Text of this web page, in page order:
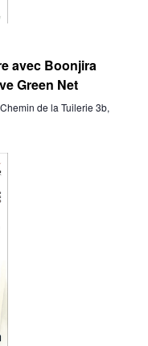
avec Boonjira
Green Net
Chemin de la Tuilerie 3b,